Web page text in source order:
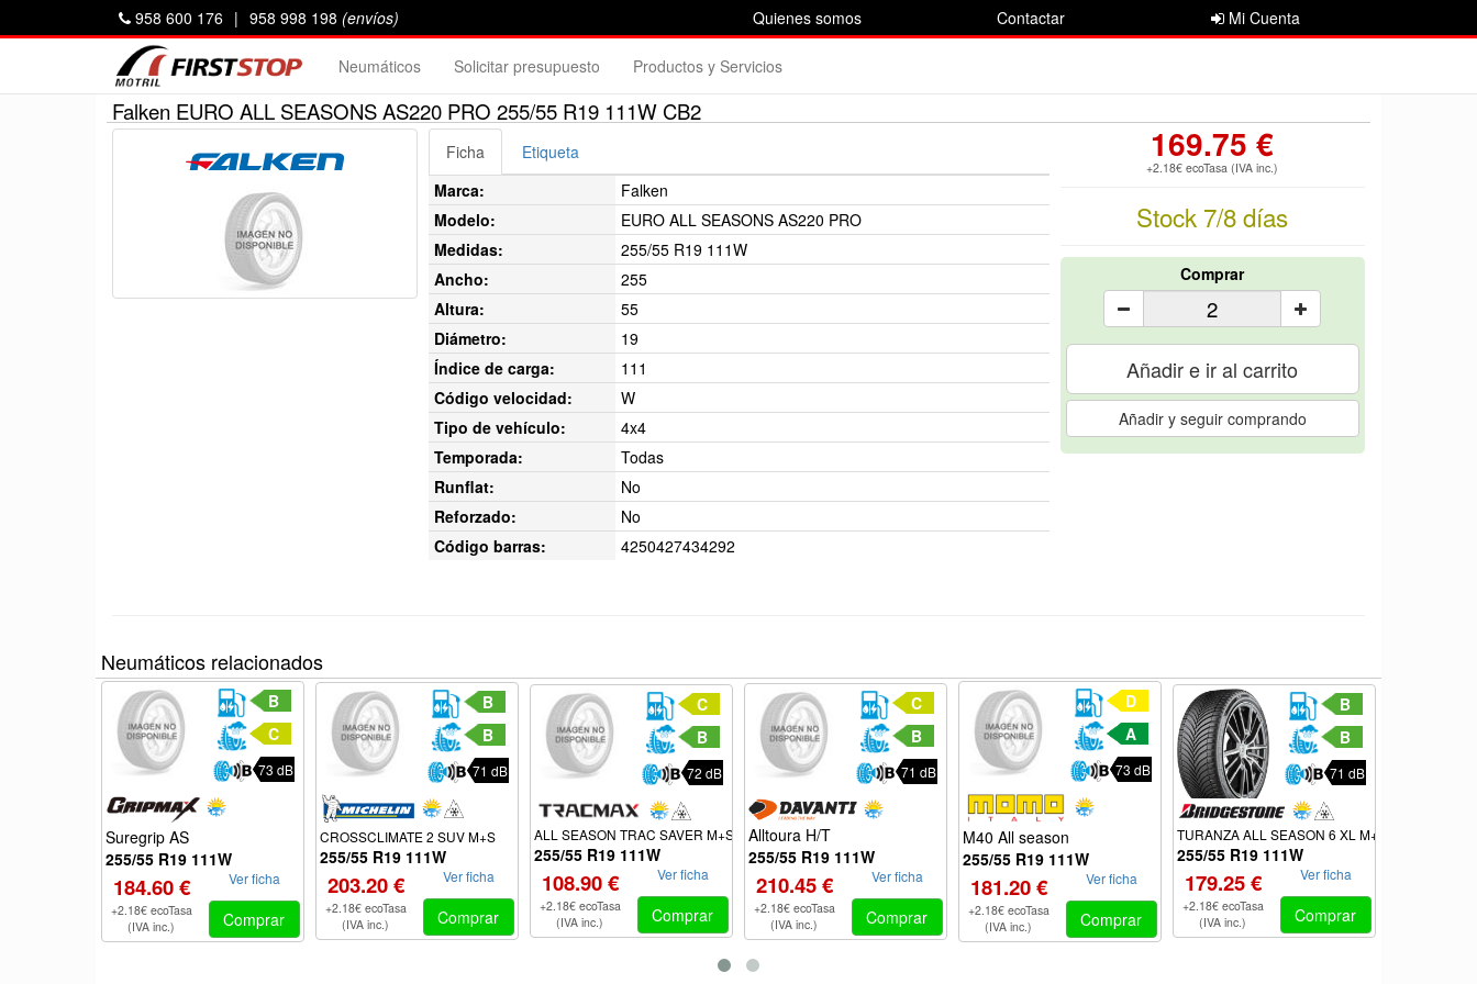
Quienes somos Contactar Mi Cuenta
958 600 176 | 958 998 198 (envíos)
Neumáticos Solicitar presupuesto Productos y Servicios
Falken EURO ALL SEASONS AS220 PRO 255/55 R19 111W CB2
169.75 €
+2.18€ ecoTasa (IVA inc.)
Stock 7/8 días
Comprar
Añadir e ir al carrito
Añadir y seguir comprando
Ficha
Etiqueta
Marca:
Falken
Modelo:
EURO ALL SEASONS AS220 PRO
Medidas:
255/55 R19 111W
Ancho:
255
Altura:
55
Diámetro:
19
Índice de carga:
111
Código velocidad:
W
Tipo de vehículo:
4x4
Temporada:
Todas
Runflat:
No
Reforzado:
No
Código barras:
4250427434292
Neumáticos relacionados
B
C
73 dB
Suregrip AS
255/55 R19 111W
184.60 €
+2.18€ ecoTasa
(IVA inc.)
Ver ficha
Comprar
B
B
71 dB
CROSSCLIMATE 2 SUV M+S
255/55 R19 111W
203.20 €
+2.18€ ecoTasa
(IVA inc.)
Ver ficha
Comprar
C
B
72 dB
ALL SEASON TRAC SAVER M+S
255/55 R19 111W
108.90 €
+2.18€ ecoTasa
(IVA inc.)
Ver ficha
Comprar
C
B
71 dB
Alltoura H/T
255/55 R19 111W
210.45 €
+2.18€ ecoTasa
(IVA inc.)
Ver ficha
Comprar
D
A
73 dB
M40 All season
255/55 R19 111W
181.20 €
+2.18€ ecoTasa
(IVA inc.)
Ver ficha
Comprar
B
B
71 dB
TURANZA ALL SEASON 6 XL M+S
255/55 R19 111W
179.25 €
+2.18€ ecoTasa
(IVA inc.)
Ver ficha
Comprar